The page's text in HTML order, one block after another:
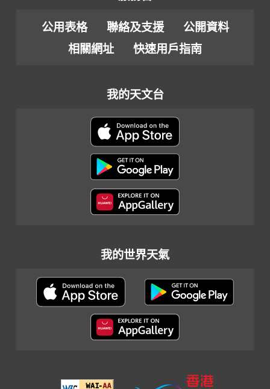
公用表格 聯絡及支援
公開資料
相關網址
快速用戶指南
我的天文台
我的世界天氣